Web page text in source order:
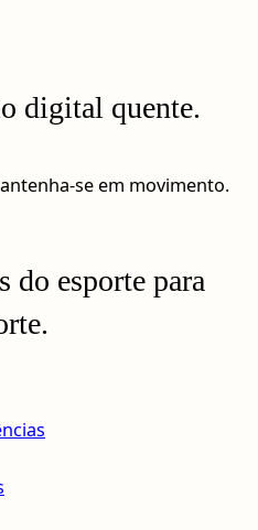
digital quente.
se em movimento.
do esporte para